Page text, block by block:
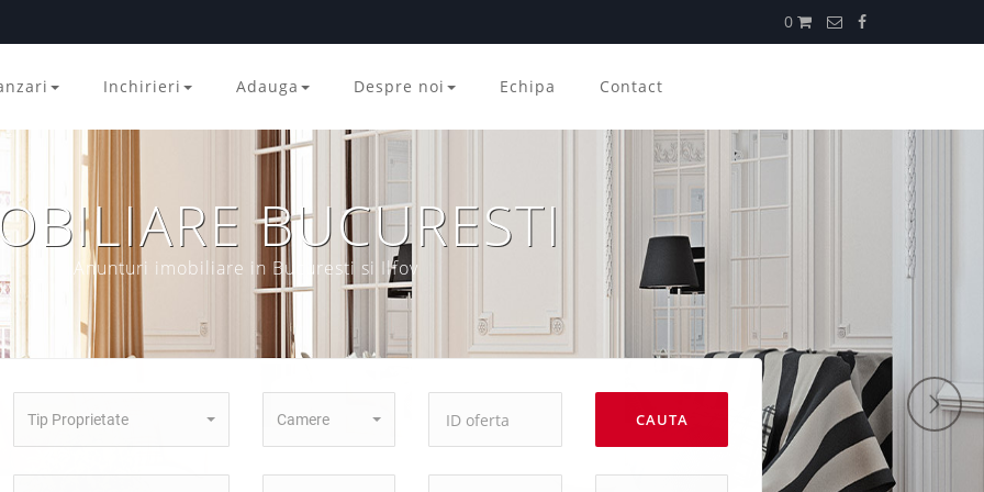
0
Inchirieri Adauga Despre noi Echipa Contact
BUCURESTI
Anunturi imobiliare in Bucuresti si Ilfov
Tip Proprietate Camere CAUTA